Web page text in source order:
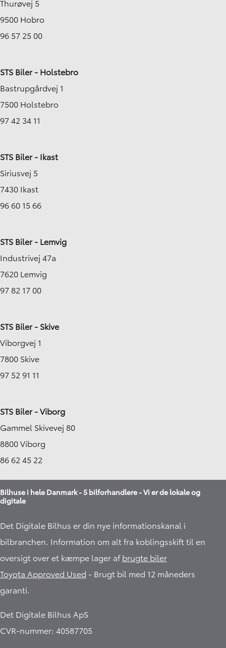
Thurøvej 5
9500 Hobro
96 57 25 00
STS Biler - Holstebro
Bastrupgårdvej 1
7500 Holstebro
97 42 34 11
STS Biler - Ikast
Siriusvej 5
7430 Ikast
96 60 15 66
STS Biler - Lemvig
Industrivej 47a
7620 Lemvig
97 82 17 00
STS Biler - Skive
Viborgvej 1
7800 Skive
97 52 91 11
STS Biler - Viborg
Gammel Skivevej 80
8800 Viborg
86 62 45 22
Bilhuse i hele Danmark - 5 bilforhandlere - Vi er de lokale og
digitale
Det Digitale Bilhus er din nye informationskanal i
bilbranchen. Information om alt fra koblingsskift til en
oversigt over et kæmpe lager afbrugte biler
Toyota Approved Used - Brugt bil med 12 måneders
garanti.​
Det Digitale Bilhus ApS
CVR-nummer: 40587705